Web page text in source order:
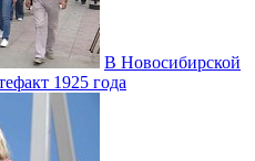
В Новосибирской
1925 года